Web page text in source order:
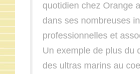
quotidien chez Orange
dans ses nombreuses
professionnelles et
Un exemple de plus du
des ultras marins au